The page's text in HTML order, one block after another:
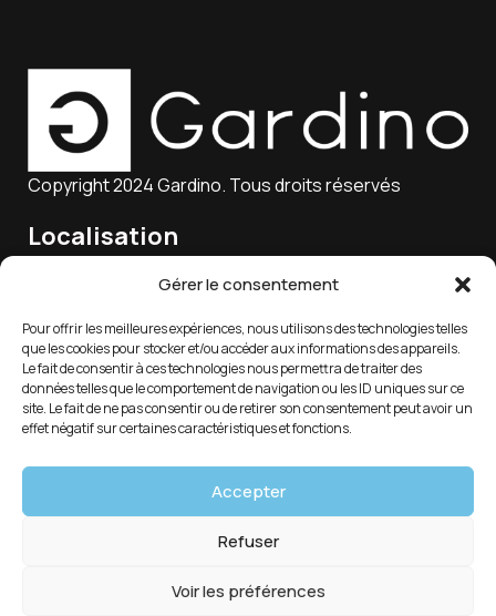
Gérer le consentement
Pour offrir les meilleures expériences, nous utilisons des technologies telles
que les cookies pour stocker et/ou accéder aux informations des appareils.
Le fait de consentir à ces technologies nous permettra de traiter des
données telles que le comportement de navigation ou les ID uniques sur ce
site. Le fait de ne pas consentir ou de retirer son consentement peut avoir un
effet négatif sur certaines caractéristiques et fonctions.
Accepter
Refuser
Voir les préférences
Copyright 2024 Gardino. Tous droits réservés
Localisation
15 Rue Charles Marie Lagier, 25300 Pontarlier, France
Email
service-client@gardino.fr